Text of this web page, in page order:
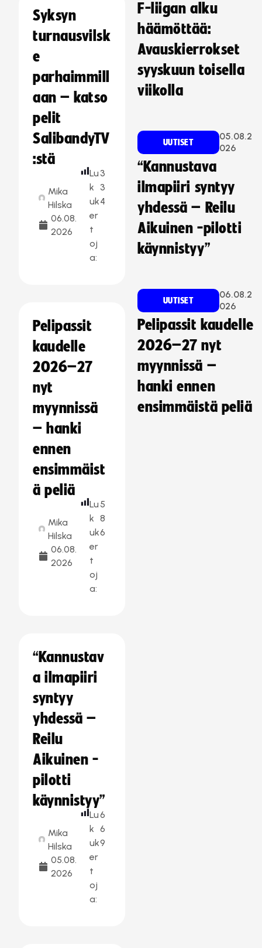
Syksyn
turnausvilsk
e
parhaimmill
aan – katso
pelit
SalibandyTV
:stä
Mika
Hilska
06.08.
2026
Lu
k
uk
er
t
oj
a:
3
3
4
Pelipassit
kaudelle
2026–27
nyt
myynnissä
– hanki
ennen
ensimmäist
ä peliä
Mika
Hilska
06.08.
2026
Lu
k
uk
er
t
oj
a:
5
8
6
“Kannustav
a ilmapiiri
syntyy
yhdessä –
Reilu
Aikuinen -
pilotti
käynnistyy”
Mika
Hilska
05.08.
2026
Lu
k
uk
er
t
oj
a:
6
6
9
F-liigan alku
häämöttää:
Avauskierrokset
syyskuun toisella
viikolla
UUTISET
05.08.2
026
“Kannustava
ilmapiiri syntyy
yhdessä – Reilu
Aikuinen -pilotti
käynnistyy”
UUTISET
06.08.2
026
Pelipassit kaudelle
2026–27 nyt
myynnissä –
hanki ennen
ensimmäistä peliä